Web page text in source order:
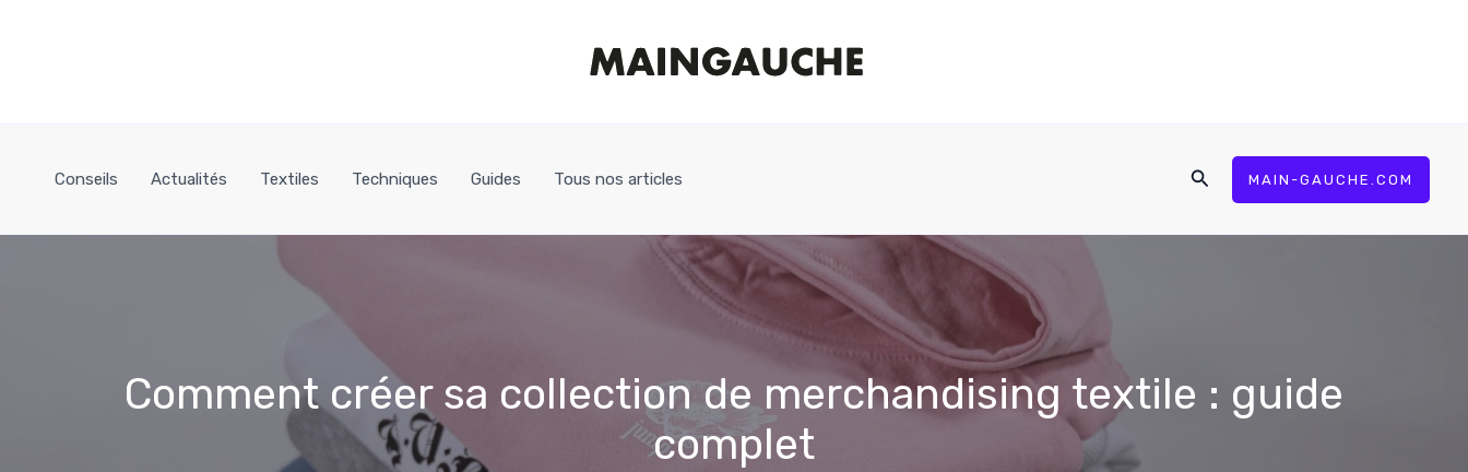
Conseils Actualités Textiles Techniques Guides Tous nos articles RechercherMAIN-GAUCHE.COM
Comment créer sa collection de merchandising textile : guide
complet